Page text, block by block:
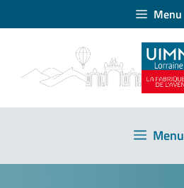
Menu
Menu